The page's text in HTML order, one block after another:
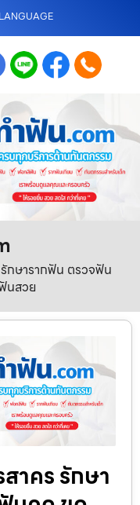
LANGUAGE
ษารากฟัน ตรวจฟัน
นสวย
าคร รักษา